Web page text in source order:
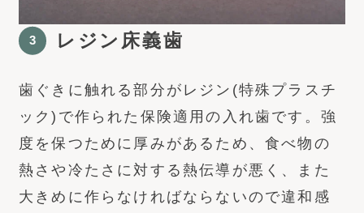
レジン床義歯
歯ぐきに触れる部分がレジン(特殊プラスチ
ック)で作られた保険適用の入れ歯です。強
度を保つために厚みがあるため、食べ物の
熱さや冷たさに対する熱伝導が悪く、また
大きめに作らなければならないので違和感